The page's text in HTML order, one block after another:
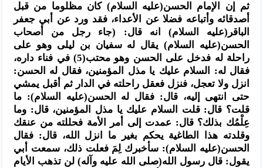
ثم إن الإمام الحسن(عليه السلام) كان مظلوما من قبل
أصدقائه وأتباعه فضلا عن الأعداء، فقد ورد عن أبي جعفر
الباقر(عليه السلام) انه قال: (جاء رجل من أصحاب
الحسن(عليه السلام) يقال له سفيان بن ليلى وهو على
راحلة له فدخل على الحسن وهو محتب(5) في فناء داره،
فقال له: السلام عليك يا مذل المؤمنين، فقال له الحسن:
انزل ولا تعجل، فنزل فعقل راحلته في الدار ثم أقبل يمشي
حتى انتهى إليه، قال: فقال له الحسن(عليه السلام): ما
قلت؟ قال: قلت السلام عليك يا مذل المؤمنين، قال: وما
عِلْمُك بذلك؟ قال: عمدت إلى أمر الأمة فحللته من عنقك
وقلدته هذا الطاغية يحكم بغير ما انزل الله، قال: فقال
الحسن(عليه السلام): سأخبرك لِمَ فعلت ذلك، سمعت أبي
يقول: قال رسول الله(صلى الله عليه وآله) لن تذهب الأيام